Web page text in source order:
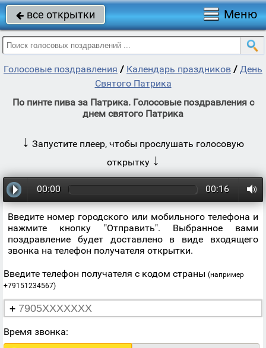
 все открытки Меню
Голосовые поздравления / Календарь праздников / День
Святого Патрика
По пинте пива за Патрика. Голосовые поздравления с
днем святого Патрика
↓ Запустите плеер, чтобы прослушать голосовую
открытку ↓
00:00 00:16
Введите номер городского или мобильного телефона и
нажмите кнопку "Отправить". Выбранное вами
поздравление будет доставлено в виде входящего
звонка на телефон получателя открытки.
Введите телефон получателя с кодом страны (например
+79151234567)
+
Время звонка: